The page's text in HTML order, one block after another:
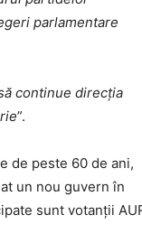
parlamentare
continue direcția
”.
de peste 60 de ani,
un nou guvern în
sunt votanții